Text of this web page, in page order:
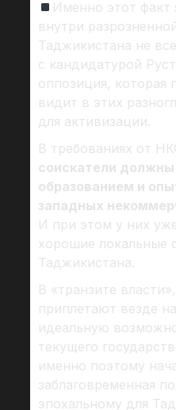
Именно этот факт
внутри
Таджикистана не
с кандидатурой
оппозиция, которая
видит в этих
для активизации.
В требованиях от
соискатели
образованием и
западных
И при этом у них
хорошие локальные
Таджикистана.
В «транзите
приплетают везде
идеальную
текущего
именно поэтому
заблаговременная
эпохальному для